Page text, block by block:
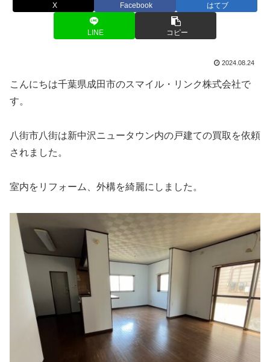
X Facebook はてブ
LINE コピー
2024.08.24
こんにちは千葉県成田市のスマイル・リンク株式会社で
す。
八街市八街は新中沢ニュータウン内の戸建ての買取を依頼
されました。
室内をリフォーム、外構を綺麗にしました。